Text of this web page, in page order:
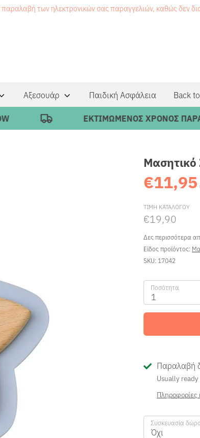
παραλαβή των ηλεκτρονικών σας παραγγελιών, καθώς δεν
Αξεσουάρ Παιδική Ασφάλεια Back
ΕΚΤΙΜΩΜΕΝΟΣ ΧΡΟΝΟΣ
Μασητικό
€11,95
ΤΙΜΗ ΚΑΤΑΛΟΓΟΥ
€19,90
Δες περισσότερα
Είδος προϊόντος:
SKU: 17042
Ποσότητα
1
Παραλαβή
Usually
Συσκευασία
Όχι